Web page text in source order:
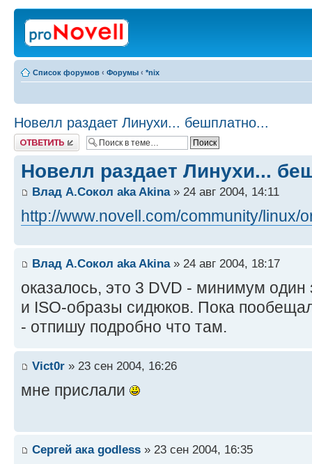
Список форумов ‹ Форумы ‹ *nix
Новелл раздает Линухи... бешплатно...
Ответить
Новелл раздает Линухи...
Влад А.Сокол aka Akina» 24 авг 2004, 14:11
http://www.novell.com/community/linux/
Влад А.Сокол aka Akina» 24 авг 2004, 18:17
оказалось, это 3 DVD - минимум
и ISO-образы сидюков. Пока
- отпишу подробно что там.
Vict0r » 23 сен 2004, 16:26
мне прислали
Сергей ака godless » 23 сен 2004, 16:35